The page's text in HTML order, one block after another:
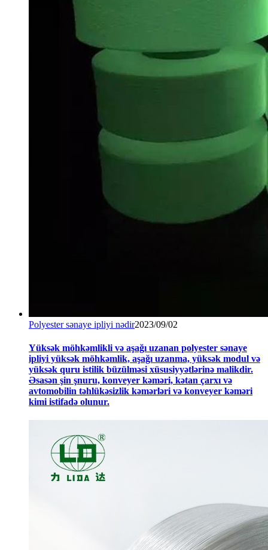
Polyester sənaye ipliyi nədir2023/09/02
Yüksək möhkəmlikli və aşağı uzanan polyester sənaye
ipliyi yüksək möhkəmlik, aşağı uzanma, yüksək modul və
yüksək quru istilik büzülməsi xüsusiyyətlərinə malikdir.
Əsasən şin şnuru, konveyer kəməri, kətan çarxı və
avtomobilin təhlükəsizlik kəmərləri və konveyer kəməri
kimi istifadə olunur.